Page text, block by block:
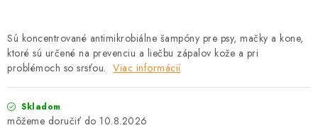
VONKAJŠIE VTÁCTVO
GELOREN KĽBOVÁ VÝŽIVA
CHOVATEĽSKÉ POTREBY
Sú koncentrované antimikrobiálne šampóny pre psy, mačky a kone,
ktoré sú určené na prevenciu a liečbu zápalov kože a pri
problémoch so srsťou. Viac informácií
Skladom
10.8.2026